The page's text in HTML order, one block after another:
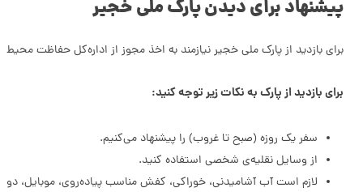
پیشنهاد برای دیدن پارک ملی خجیر
برای بازدید از پارک ملی خجیر نیازمند به اخذ مجوز از اداره‌کل حفاظت
برای بازدید از پارک به نکات زیر توجه کنید:
سفر یک روزه (صبح تا غروب) را پیشنهاد می‌کنیم.
از وسایل نقلیه‌ی شخصی استفاده کنید.
لازم است آب آشامیدنی، خوراکی، کفش مناسب پیاده‌روی، موبایل،